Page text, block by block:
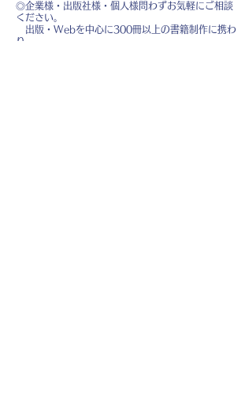
◎企業様・出版社様・個人様問わずお気軽にご相談
ください。
出版・Webを中心に300冊以上の書籍制作に携わ
り、